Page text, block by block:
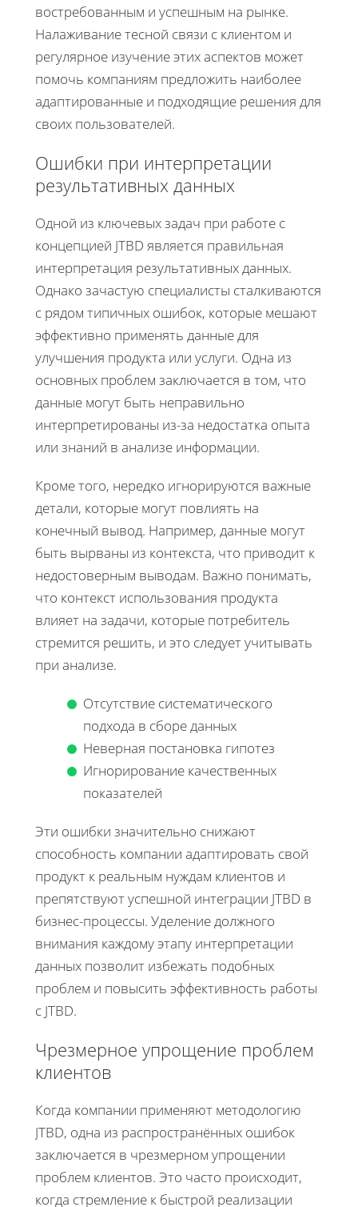
востребованным и успешным на рынке.
Налаживание тесной связи с клиентом и
регулярное изучение этих аспектов может
помочь компаниям предложить наиболее
адаптированные и подходящие решения для
своих пользователей.
Ошибки при интерпретации
результативных данных
Одной из ключевых задач при работе с
концепцией JTBD является правильная
интерпретация результативных данных.
Однако зачастую специалисты сталкиваются
с рядом типичных ошибок, которые мешают
эффективно применять данные для
улучшения продукта или услуги. Одна из
основных проблем заключается в том, что
данные могут быть неправильно
интерпретированы из-за недостатка опыта
или знаний в анализе информации.
Кроме того, нередко игнорируются важные
детали, которые могут повлиять на
конечный вывод. Например, данные могут
быть вырваны из контекста, что приводит к
недостоверным выводам. Важно понимать,
что контекст использования продукта
влияет на задачи, которые потребитель
стремится решить, и это следует учитывать
при анализе.
Отсутствие систематического
подхода в сборе данных
Неверная постановка гипотез
Игнорирование качественных
показателей
Эти ошибки значительно снижают
способность компании адаптировать свой
продукт к реальным нуждам клиентов и
препятствуют успешной интеграции JTBD в
бизнес-процессы. Уделение должного
внимания каждому этапу интерпретации
данных позволит избежать подобных
проблем и повысить эффективность работы
с JTBD.
Чрезмерное упрощение проблем
клиентов
Когда компании применяют методологию
JTBD, одна из распространённых ошибок
заключается в чрезмерном упрощении
проблем клиентов. Это часто происходит,
когда стремление к быстрой реализации